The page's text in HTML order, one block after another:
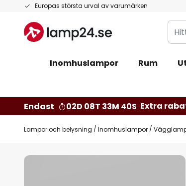
Europas största urval av varumärken
Hoppa
innehållet
Hitta
din
Inomhuslampor Rum
Endast
02D 08T 33M 39S Extra
Lampor och belysning Inomhuslampor
Hoppa